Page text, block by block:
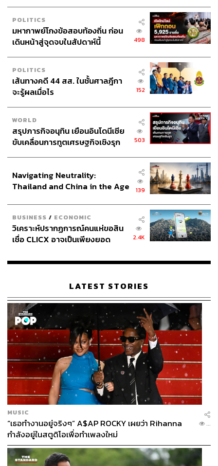
ถึงอินเทอร์เน็ตได้ การโฆษณาของ Facebook สามารถเข้า
ถึงคนไทยได้กว่า 77.7% ทั่วประเทศ
YouTube
ในฟากของ YouTube รายงานพบว่า จำนวนผู้ใช้งาน 43.9
ล้านคน และมีอัตราการเข้าถึงโฆษณาที่ 61.5% ของคนไทย
ทั้งหมด และอีกหนึ่งอินไซต์ที่น่าสนใจคือคนไทยส่วนมากเป็น
คนรัก‘ความสนุกและความบันเทิง’
เนื่องจากคำที่ใช้ค้นหา
วิดีโอใน YouTube เป็น 5 อันดับแรกล้วนมีเนื้อหาที่เน้นไปใน
ทางผ่อนคลาย ได้แก่
หนัง
เกม
ผี
การ์ตูน
อีกหนึ่งตัวเลือกที่คนไทยหลายคนชื่นชอบ โดยคนไทย 44.38
ของผู้ใช้งานบนแพลตฟอร์มเพิ่มขึ้น 10.2% จากปีที่แล้ว หรือ
ถ้าเทียบเป็นตัวเลขก็คือเพิ่มมากว่า 4 ล้านคน
Instagram
ในประเทศไทยมีผู้ใช้งาน Instagram จำนวน 18.75 ล้านคน
แต่ก็เป็นหนึ่งในแพลตฟอร์มที่เติบโตเร็วจากปี 2023 ในแง่ของ
การเข้าถึงโฆษณา ซึ่งโตเพิ่มขึ้นถึง 8.1%
สำหรับแพลตฟอร์มอื่นๆ เช่น X (Twitter) มียอดผู้ใช้งาน 14.68
ล้านคน, Facebook Messenger 35.55 ล้านคน และ LinkedIn
ที่ 5 ล้านคน โดย LinkedIn เป็นแพลตฟอร์มเดียวที่มีสัดส่วนผู้
ใช้งานทั้งชายและหญิงในสัดส่วนที่เท่ากันแบบ 50:50
POLITICS
มหากาพย์โกงข้อสอบท้องถิ่น ก่อน
เดินหน้าสู่จุดจบในสัปดาห์นี้
498
POLITICS
เส้นทางคดี 44 สส. ในชั้นศาลฎีกา
จะรู้ผลเมื่อไร
152
WORLD
สรุปภารกิจอนุทิน เยือนอินโดนีเซีย
ขับเคลื่อนการทูตเศรษฐกิจเชิงรุก
503
Navigating Neutrality:
Thailand and China in the Age
139
BUSINESS / ECONOMIC
วิเคราะห์ปรากฏการณ์คนแห่ขอสิน
เชื่อ CLICX อาจเป็นเพียงยอด
เรือนไทยที่ถูกซุกไว้
2.4K
LATEST STORIES
MUSIC
“เธอทำงานอยู่จริงๆ” A$AP ROCKY เผยว่า Rihanna
กำลังอยู่ในสตูดิโอเพื่อทำเพลงใหม่
...